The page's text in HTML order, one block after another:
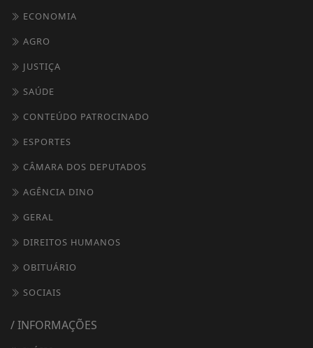
ECONOMIA
AGRO
JUSTIÇA
SAÚDE
CONTEÚDO PATROCINADO
ESPORTES
CÂMARA DOS DEPUTADOS
AGÊNCIA DINO
GERAL
DIREITOS HUMANOS
OBITUÁRIO
SOCIAIS
/ INFORMAÇÕES